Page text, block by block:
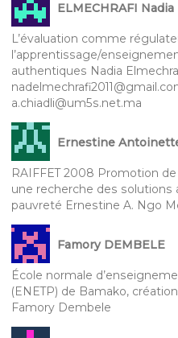
ELMECHRAFI Nadia
L’évaluation comme
l’apprentissage/
authentiques Nadia
a.chiadli@um5s.net.ma
Ernestine
RAIFFET 2008 Promotion
une recherche des
pauvreté Ernestine A. Ngo
Famory DEMBELE
École normale
(ENETP) de Bamako,
Famory Dembele